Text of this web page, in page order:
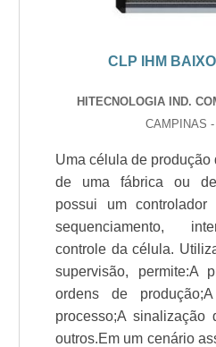
CLP IHM
HITECNOLOGIA IND.
CAMPINAS
Uma célula de produção
de uma fábrica ou
possui um
sequenciamento,
controle da célula.
supervisão, permite:A
ordens de
processo;A sinalização
outros.Em um cenário